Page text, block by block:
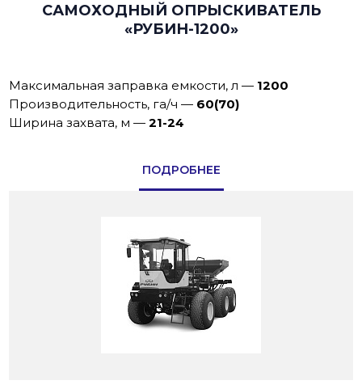
САМОХОДНЫЙ ОПРЫСКИВАТЕЛЬ
«РУБИН-1200»
Максимальная заправка емкости, л— 1200
Производительность, га/ч — 60(70)
Ширина захвата, м —21-24
ПОДРОБНЕЕ